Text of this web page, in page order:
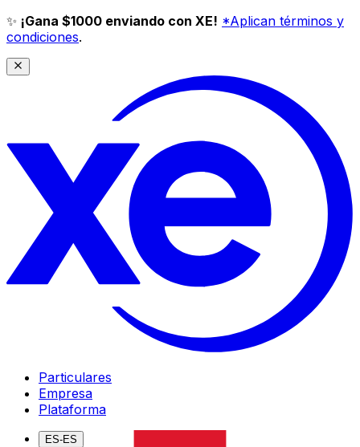
✨ ¡Gana $1000 enviando con XE! *Aplican términos y
condiciones.
Particulares
Empresa
Plataforma
ES-ES